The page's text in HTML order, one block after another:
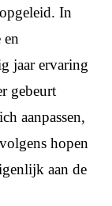
In
en
jaar ervaring
gebeurt
aanpassen,
hopen
aan de